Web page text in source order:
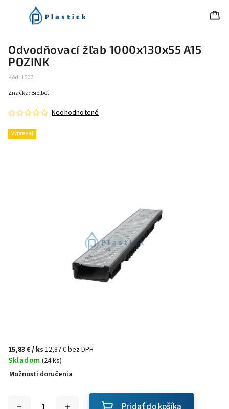
Odvodňovací žľab 1000x130x55 A15
POZINK
Kód: 1500
Výpredaj
Neohodnotené
Značka: Bielbet
15,83 €/ ks 12,87 € bez DPH
Skladom (24 ks)
Možnosti doručenia